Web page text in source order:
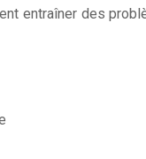
entraîner des